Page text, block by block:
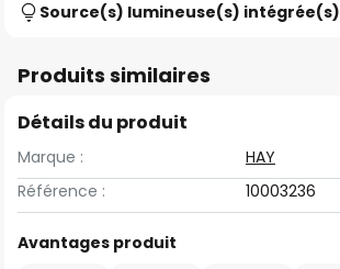
Source(s) lumineuse(s) intégrée(s)
Produits similaires
Détails du produit
Marque :
HAY
Référence :
10003236
Avantages produit